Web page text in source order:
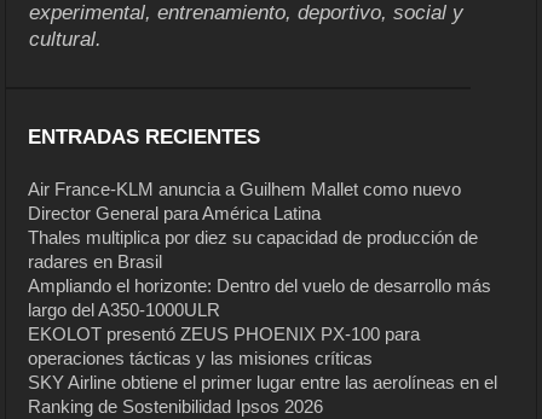
experimental, entrenamiento, deportivo, social y
cultural.
ENTRADAS RECIENTES
Air France-KLM anuncia a Guilhem Mallet como nuevo
Director General para América Latina
Thales multiplica por diez su capacidad de producción de
radares en Brasil
Ampliando el horizonte: Dentro del vuelo de desarrollo más
largo del A350-1000ULR
EKOLOT presentó ZEUS PHOENIX PX-100 para
operaciones tácticas y las misiones críticas
SKY Airline obtiene el primer lugar entre las aerolíneas en el
Ranking de Sostenibilidad Ipsos 2026